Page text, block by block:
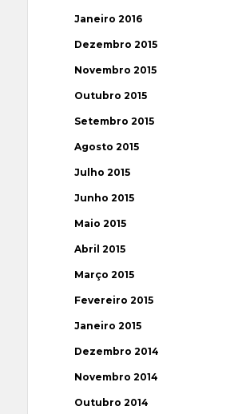
Janeiro 2016
Dezembro 2015
Novembro 2015
Outubro 2015
Setembro 2015
Agosto 2015
Julho 2015
Junho 2015
Maio 2015
Abril 2015
Março 2015
Fevereiro 2015
Janeiro 2015
Dezembro 2014
Novembro 2014
Outubro 2014